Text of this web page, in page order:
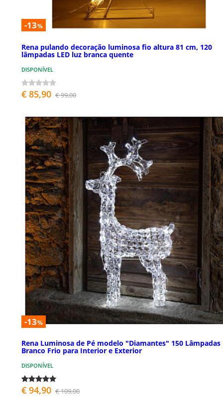
-13%
Rena pulando decoração luminosa fio altura 81 cm, 120
lâmpadas LED luz branca quente
DISPONÍVEL
€ 85,90 € 99,00
-13%
Rena Luminosa de Pé modelo "Diamantes" 150 Lâmpadas
Branco Frio para Interior e Exterior
DISPONÍVEL
€ 94,90 € 109,00